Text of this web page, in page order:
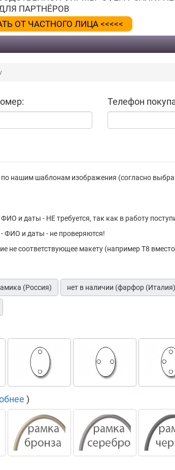
ПАРТНЁРОВ
ОТ ЧАСТНОГО ЛИЦА <<<<<
Телефон
нашим шаблонам изображения (согласно
и даты - НЕ требуется, так как в работу
ФИО и даты - не проверяются!
не соответствующее макету (например Т8
(Россия) нет в наличии (фарфор
)